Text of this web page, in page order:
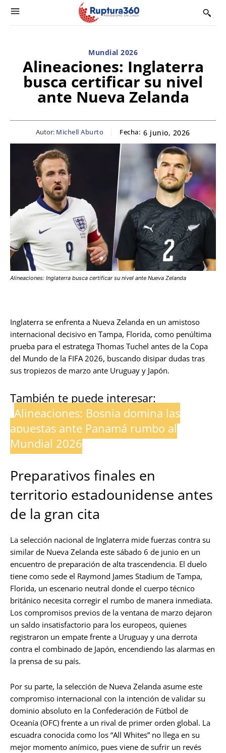
Mundial 2026
Alineaciones: Inglaterra
busca certificar su nivel
ante Nueva Zelanda
Autor: Michell Aburto Fecha: 6 junio, 2026
Alineaciones: Inglaterra busca certificar su nivel ante Nueva Zelanda
Inglaterra se enfrenta a Nueva Zelanda en un amistoso
internacional decisivo en Tampa, Florida, como penúltima
prueba para el estratega Thomas Tuchel antes de la Copa
del Mundo de la FIFA 2026, buscando disipar dudas tras
sus tropiezos de marzo ante Uruguay y Japón.
También te puede interesar:
Alineaciones: Bosnia domina las
apuestas ante Panamá rumbo al
Mundial 2026
Preparativos finales en
territorio estadounidense antes
de la gran cita
La selección nacional de Inglaterra mide fuerzas contra su
similar de Nueva Zelanda este sábado 6 de junio en un
encuentro de preparación de alta trascendencia. El duelo
tiene como sede el Raymond James Stadium de Tampa,
Florida, un escenario neutral donde el cuerpo técnico
británico necesita corregir el rumbo de manera inmediata.
Los compromisos previos de la ventana de marzo dejaron
un saldo insatisfactorio para los europeos, quienes
registraron un empate frente a Uruguay y una derrota
contra el combinado de Japón, encendiendo las alarmas en
la prensa de su país.
Por su parte, la selección de Nueva Zelanda asume este
compromiso internacional con la intención de validar su
dominio absoluto en la Confederación de Fútbol de
Oceanía (OFC) frente a un rival de primer orden global. La
escuadra conocida como los “All Whites” no llega en su
mejor momento anímico, pues viene de sufrir un revés